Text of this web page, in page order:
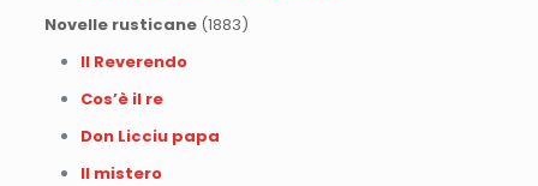
Novelle rusticane(1883)
Il Reverendo
Cos’è il re
Don Licciu papa
Il mistero